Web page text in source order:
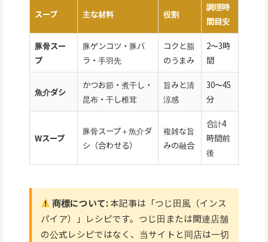
スープ 主な材料 役割
調理時
間目安
豚骨スー
プ
豚ゲンコツ・豚バ
ラ・手羽先
コクと脂
のうまみ
2〜3時
間
魚介ダシ
かつお節・煮干し・
昆布・干し椎茸
旨みと清
涼感
30〜45
分
Wスープ
豚骨スープ＋魚介ダ
シ（合わせる）
複雑な旨
みの融合
合計4
時間前
後
商標について:本記事は「つじ田風（インス
パイア）」レシピです。つじ田または関連店舗
の公式レシピではなく、当サイトと同店は一切